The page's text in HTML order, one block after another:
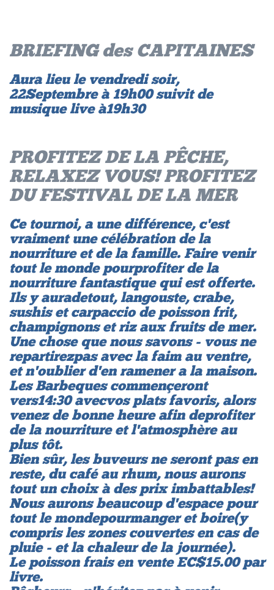
BRIEFING des CAPITAINES
Aura lieu le vendredi soir,
22 Septembre à 19h00 suivit de
musique live à 19h30
PROFITEZ DE LA PÊCHE,
RELAXEZ VOUS! PROFITEZ
DU FESTIVAL DE LA MER
Ce tournoi, a une différence, c'est
vraiment une célébration de la
nourriture et de la famille. Faire venir
tout le monde pour profiter de la
nourriture fantastique qui est offerte.
Ils y aura de tout, langouste, crabe,
sushis et carpaccio de poisson frit,
champignons et riz aux fruits de mer.
Une chose que nous savons - vous ne
repartirez pas avec la faim au ventre,
et n'oublier d'en ramener a la maison.
Les Barbeques commençeront
vers 14:30 avec vos plats favoris, alors
venez de bonne heure afin de profiter
de la nourriture et l'atmosphère au
plus tôt.
Bien sûr, les buveurs ne seront pas en
reste, du café au rhum, nous aurons
tout un choix à des prix imbattables!
Nous aurons beaucoup d'espace pour
tout le monde pour manger et boire (y
compris les zones couvertes en cas de
pluie - et la chaleur de la journée).
Le poisson frais en vente EC$15.00 par
livre.